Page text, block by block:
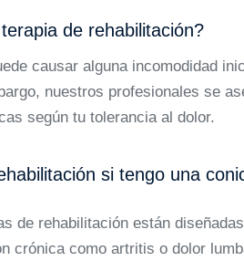
de rehabilitación?
causar alguna incomodidad
nuestros profesionales se
según tu tolerancia al dolor.
si tengo una
de rehabilitación están
crónica como artritis o dolor